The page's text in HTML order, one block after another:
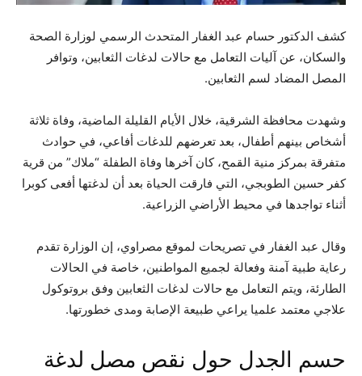
كشف الدكتور حسام عبد الغفار المتحدث الرسمي لوزارة الصحة
والسكان، عن آليات التعامل مع حالات لدغات الثعابين، وتوافر
المصل المضاد لسم الثعابين.
وشهدت محافظة الشرقية، خلال الأيام القليلة الماضية، وفاة ثلاثة
أشخاص بينهم أطفال، بعد تعرضهم للدغات أفاعي، في حوادث
متفرقة بمركز منية القمح، كان آخرها وفاة الطفلة “ملاك” من قرية
كفر حسين الطوبجي، التي فارقت الحياة بعد أن لدغتها أفعى كوبرا
أثناء تواجدها في محيط الأراضي الزراعية.
وقال عبد الغفار في تصريحات لموقع مصراوي، إن الوزارة تقدم
رعاية طبية آمنة وفعالة لجميع المواطنين، خاصة في الحالات
الطارئة، ويتم التعامل مع حالات لدغات الثعابين وفق بروتوكول
علاجي معتمد علميا يراعي طبيعة الإصابة ومدى خطورتها.
حسم الجدل حول نقص مصل لدغة